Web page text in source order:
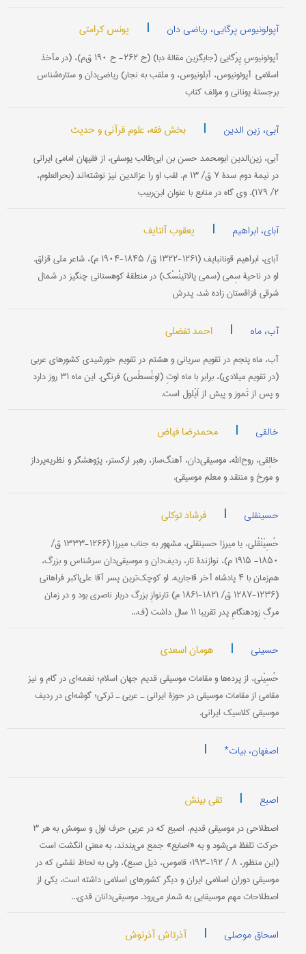
آپولونیوس پرگایی، ریاضی دان | یونس کرامتی
آپولونیوسِ پِرْگایی (جایگزین مقالۀ دبا) (ح ۲۶۲- ح ۱۹۰ ق‌م)، (در مآخذ
اسلامی: آپولونیوس، آبلونیوس، و ملقب به نجار) ریاضی‌دان و ستاره‌شناس
برجستۀ یونانی و مؤلف کتاب
آبی، زین الدین | بخش فقه، علوم قرآنی و حدیث
آبی، زین‌الدین ابومحمد حسن بن ابی‌طالب یوسفی، از فقیهان امامی ایرانی
در نیمۀ دوم سدۀ ۷ ق/ ۱۳ م. لقب او را عزالدین نیز نوشته‌اند (بحرالعلوم،
۲/ ۱۷۹). وی گاه در منابع با عنوان ابن‌ربیب
آبای، ابراهیم | یعقوب آلتایف
آبای، ابراهیم قونانبایف (۱۲۶۱-۱۳۲۲ ق/ ۱۸۴۵-۱۹۰۴ م)، شاعر ملی قزاق.
او در ناحیۀ سِمی (سمی پالاتینْسْک) در منطقۀ کوهستانی چنگیز در شمال
شرقی قزاقستان زاده شد. پدرش
آب، ماه | احمد تفضلی
آب، ماه پنجم در تقویم سریانی و هشتم در تقویم خورشیدی کشورهای عربی
(در تقویم میلادی)، برابر با ماه اوتِ (اوغُسطُس) فرنگی. این ماه ۳۱ روز دارد
و پس از تَموز و پیش از اَیْلول است.
خالقی | محمدرضا فیاض
خالِقی، روح‌الله، موسیقی‌دان، آهنگ‌ساز، رهبر ارکستر، پژوهشگر و نظریه‌پرداز
و مورخ و منتقد و معلم موسیقی.
حسینقلی | فرشاد توکلی
حُسِیْنْقُلی، یا میرزا حسینقلی، مشهور به جناب میرزا (۱۲۶۶-۱۳۳۳ ق/
۱۸۵۰- ۱۹۱۵ م)، نوازندۀ تار، ردیف‌دان و موسیقی‌دان سرشناس و بزرگ،
هم‌زمان با ۴ پادشاه آخر قاجاریه. او کوچک‌ترین پسر آقا ‌علی‌اکبر فراهانی
(۱۲۳۶-۱۲۸۷ ق/ ۱۸۲۱-۱۸۶۱ م) تارنوازِ بزرگ دربار ناصری بود و در زمان
مرگِ زودهنگامِ پدر تقریبا ۱۱ سال داشت (ف...
حسینی | هومان اسعدی
حُسِیْنی، از پرده‌ها و مقامات موسیقی قدیم جهان اسلام؛ نغمه‌ای در گام و نیز
مقامی از مقامات موسیقی در حوزۀ ایرانی ـ عربی ـ ترکی؛ گوشه‌ای در ردیف
موسیقی کلاسیک ایرانی.
اصفهان، بیات* |
اصبع | تقی بینش
اصطلاحی در موسیقی قدیم. اصبع كه در عربی حرف اول و سومش به هر ۳
حركت تلفظ می‌شود و به «اصابع» جمع می‌بندند، به معنی انگشت است
(ابن منظور، ۸ / ۱۹۲-۱۹۳؛ قاموس، ذیل صبع)، ولی به لحاظ نقشی كه در
موسیقی دوران اسلامی ایران و دیگر كشورهای اسلامی داشته است، یكی از
اصطلاحات مهم موسیقایی به شمار می‌رود. موسیقی‌دانان قدی...
اسحاق موصلی | آذرتاش آذرنوش